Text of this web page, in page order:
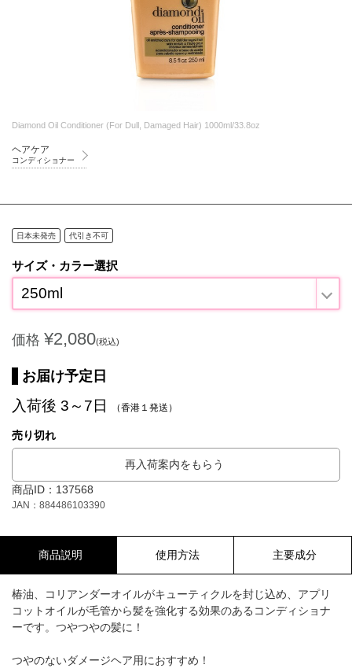
Diamond Oil Conditioner (For Dull, Damaged Hair) 1000ml/33.8oz
ヘアケア
コンディショナー
日本未発売 代引き不可
サイズ・カラー選択
250ml
価格 ¥2,080(税込)
お届け予定日
入荷後 3～7日 （香港１発送）
売り切れ
再入荷案内をもらう
商品ID：137568
JAN：884486103390
商品説明 使用方法 主要成分
椿油、コリアンダーオイルがキューティクルを封じ込め、アプリ
コットオイルが毛管から髪を強化する効果のあるコンディショナ
ーです。つやつやの髪に！
つやのないダメージヘア用におすすめ！